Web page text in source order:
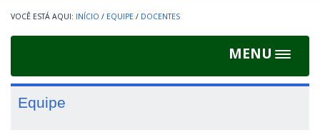
INÍCIO / EQUIPE / DOCENTES
MENU
Toggle
Equipe